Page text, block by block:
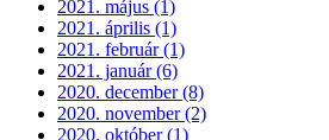
2021. május (1)
2021. április (1)
2021. február (1)
2021. január (6)
2020. december (8)
2020. november (2)
2020. október (1)